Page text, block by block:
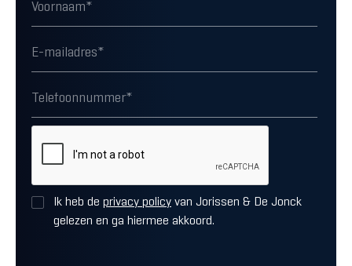
Ik heb de privacy policy van Jorissen & De Jonck
gelezen en ga hiermee akkoord.